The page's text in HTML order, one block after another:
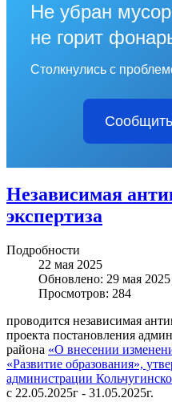
Не убран
не горит
Столкнулись с
Независимая
экспертиза
Подробности
22 мая 2025
Обновлено: 29 мая 2025
Просмотров: 284
проводится независимая
проекта постановления
района «О внесении
«Развитие образования»,
администрации
с 22.05.2025г - 31.05.2025г.